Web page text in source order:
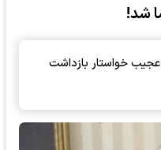
شد!
خواستار بازداشت